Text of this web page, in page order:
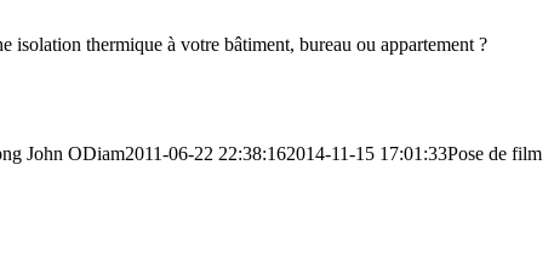
isolation thermique à votre bâtiment, bureau ou appartement ?
John ODiam2011-06-22 22:38:162014-11-15 17:01:33Pose de film